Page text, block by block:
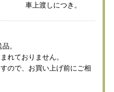
車上渡しにつき。
。
れておりません。
ので、お買い上げ前にご相